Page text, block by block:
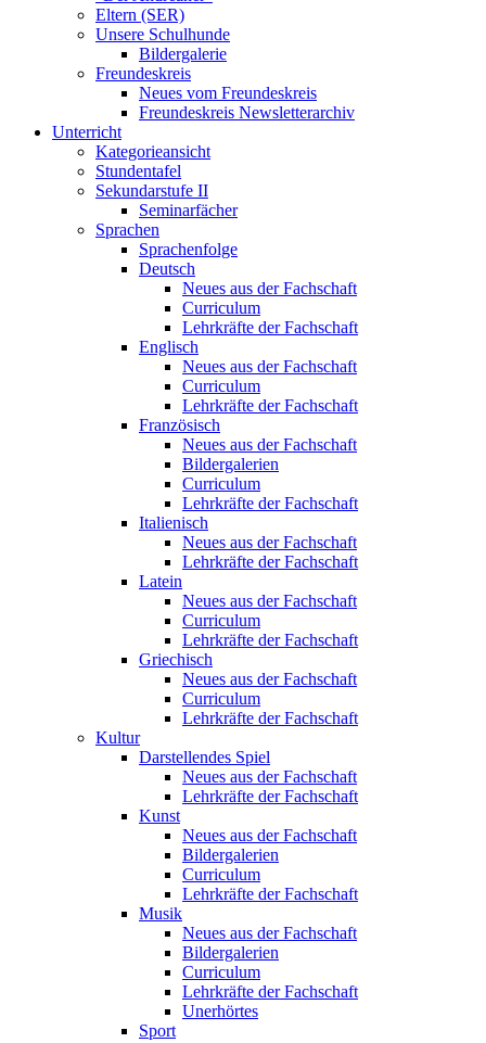
Eltern (SER)
Unsere Schulhunde
Bildergalerie
Freundeskreis
Neues vom Freundeskreis
Freundeskreis Newsletterarchiv
Unterricht
Kategorieansicht
Stundentafel
Sekundarstufe II
Seminarfächer
Sprachen
Sprachenfolge
Deutsch
Neues aus der Fachschaft
Curriculum
Lehrkräfte der Fachschaft
Englisch
Neues aus der Fachschaft
Curriculum
Lehrkräfte der Fachschaft
Französisch
Neues aus der Fachschaft
Bildergalerien
Curriculum
Lehrkräfte der Fachschaft
Italienisch
Neues aus der Fachschaft
Lehrkräfte der Fachschaft
Latein
Neues aus der Fachschaft
Curriculum
Lehrkräfte der Fachschaft
Griechisch
Neues aus der Fachschaft
Curriculum
Lehrkräfte der Fachschaft
Kultur
Darstellendes Spiel
Neues aus der Fachschaft
Lehrkräfte der Fachschaft
Kunst
Neues aus der Fachschaft
Bildergalerien
Curriculum
Lehrkräfte der Fachschaft
Musik
Neues aus der Fachschaft
Bildergalerien
Curriculum
Lehrkräfte der Fachschaft
Unerhörtes
Sport